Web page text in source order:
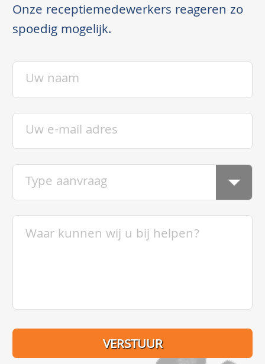
Onze receptiemedewerkers reageren zo
spoedig mogelijk.